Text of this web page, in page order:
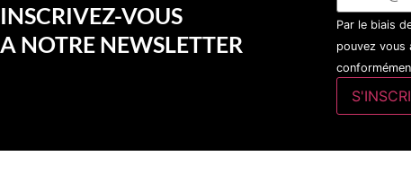
INSCRIVEZ-VOUS
A NOTRE NEWSLETTER
Par le biais
pouvez vous